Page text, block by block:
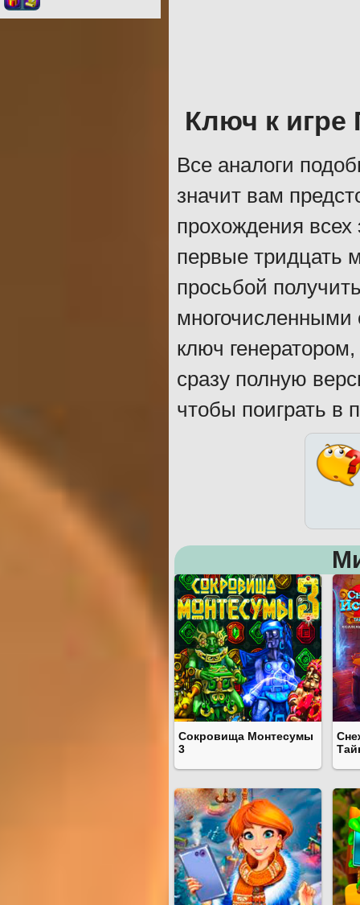
Ключ к игре
Все аналоги
значит вам
прохождения
первые тридцать
просьбой
многочисленными
ключ
сразу полную
чтобы поиграть в
Сокровища Монтесумы
3